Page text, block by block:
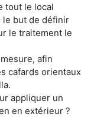
tout le local
le but de définir
le traitement le
afin
cafards orientaux
appliquer un
en extérieur ?